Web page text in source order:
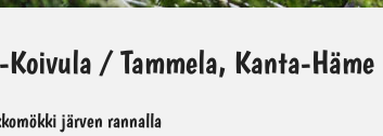
/ Tammela, Kanta-Häme
järven rannalla